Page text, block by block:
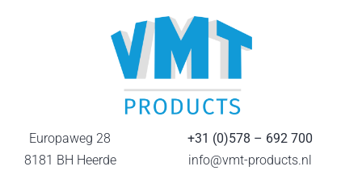
Europaweg 28
8181 BH Heerde
+31 (0)578 – 692 700
info@vmt-products.nl